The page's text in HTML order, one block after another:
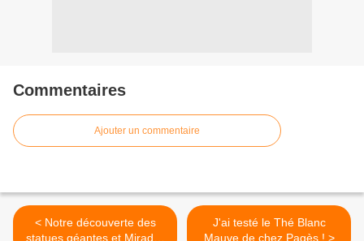
Commentaires
Ajouter un commentaire
< Notre découverte des
statues géantes et Mirador
J'ai testé le Thé Blanc
Mauve de chez Pagès ! >